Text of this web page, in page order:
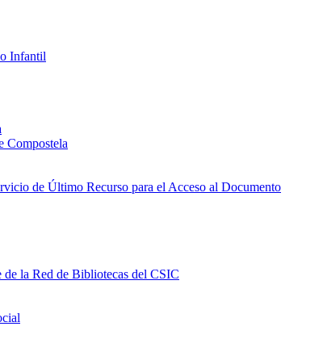
Infantil
Compostela
de Último Recurso para el Acceso al Documento
la Red de Bibliotecas del CSIC